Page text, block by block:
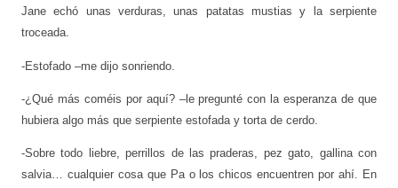
Jane echó unas verduras, unas patatas mustias y la serpiente
troceada.
-Estofado –me dijo sonriendo.
-¿Qué más coméis por aquí? –le pregunté con la esperanza de que
hubiera algo más que serpiente estofada y torta de cerdo.
-Sobre todo liebre, perrillos de las praderas, pez gato, gallina con
salvia… cualquier cosa que Pa o los chicos encuentren por ahí. En